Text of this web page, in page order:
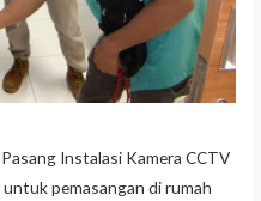
Instalasi Kamera CCTV
pemasangan di rumah